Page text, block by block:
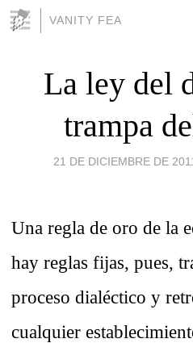
VANITY FEA
La ley del
trampa
21 DE DICIEMBRE DE
Una regla de oro de la
hay reglas fijas, pues,
proceso dialéctico y
cualquier